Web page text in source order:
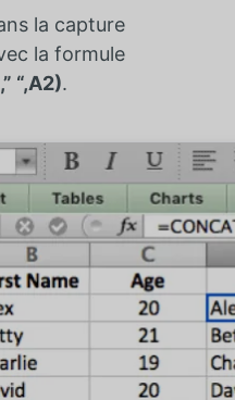
la capture
la formule
“,A2).